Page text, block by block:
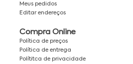
Meus pedidos
Editar endereços
Compra Online
Política de preços
Política de entrega
Polítitca de privacidade